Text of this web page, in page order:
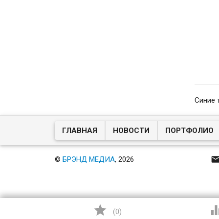
Синие
ГЛАВНАЯ НОВОСТИ ПОРТФОЛИО
©БРЭНД МЕДИА, 2026
 (0)